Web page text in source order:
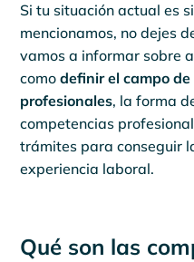
Si tu situación actual es
mencionamos, no dejes
vamos a informar sobre
comodefinir el campo
profesionales, la forma
competencias
trámites para conseguir
experiencia laboral.
Qué son las